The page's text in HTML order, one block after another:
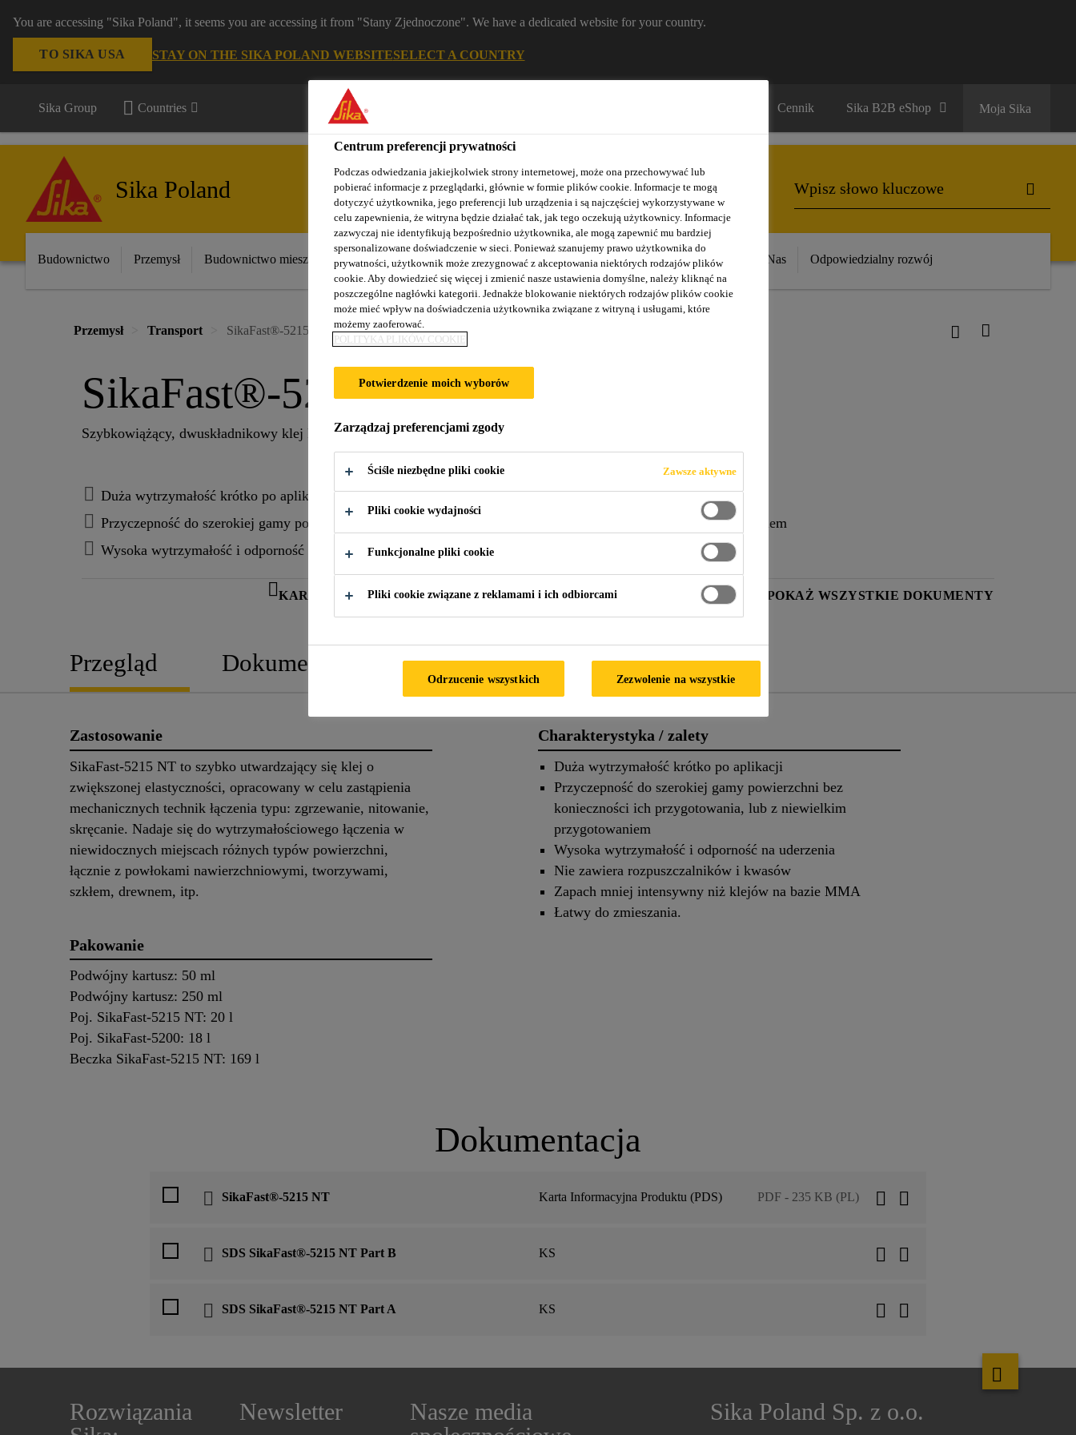
You are accessing "Sika Poland", it seems you are accessing it from "Stany Zjednoczone". We have a dedicated website for your country.
TO SIKA USA STAY ON THE SIKA POLAND WEBSITESELECT A COUNTRY
Sika Group Countries Cennik Sika B2B eShop Moja Sika
Sika Poland
Budownictwo Przemysł Budownictwo mieszkaniowe Nasze realizacje Baza wiedzy / Dokumentacja Szkolenia Sika O Nas Odpowiedzialny rozwój
Przemysł Transport SikaFast®-5215 NT
SikaFast®-5215 NT
Szybkowiążący, dwuskładnikowy klej konstrukcyjny.
Duża wytrzymałość krótko po aplikacji
Przyczepność do szerokiej gamy powierzchni bez konieczności ich przygotowania, lub z niewielkim przygotowaniem
Wysoka wytrzymałość i odporność na uderzenia
KARTA INFORMACYJNA PRODUKTU KARTA CHARAKTERYSTYKI POKAŻ WSZYSTKIE DOKUMENTY
Przegląd Dokumentacja
Zastosowanie
SikaFast-5215 NT to szybko utwardzający się klej o
zwiększonej elastyczności, opracowany w celu zastąpienia
mechanicznych technik łączenia typu: zgrzewanie, nitowanie,
skręcanie. Nadaje się do wytrzymałościowego łączenia w
niewidocznych miejscach różnych typów powierzchni,
łącznie z powłokami nawierzchniowymi, tworzywami,
szkłem, drewnem, itp.
Charakterystyka / zalety
Duża wytrzymałość krótko po aplikacji
Przyczepność do szerokiej gamy powierzchni bez
konieczności ich przygotowania, lub z niewielkim
przygotowaniem
Wysoka wytrzymałość i odporność na uderzenia
Nie zawiera rozpuszczalników i kwasów
Zapach mniej intensywny niż klejów na bazie MMA
Łatwy do zmieszania.
Pakowanie
Podwójny kartusz: 50 ml
Podwójny kartusz: 250 ml
Poj. SikaFast-5215 NT: 20 l
Poj. SikaFast-5200: 18 l
Beczka SikaFast-5215 NT: 169 l
Dokumentacja
SikaFast®-5215 NT Karta Informacyjna Produktu (PDS) PDF - 235 KB (PL)
SDS SikaFast®-5215 NT Part B KS
SDS SikaFast®-5215 NT Part A KS
Rozwiązania
Newsletter
Nasze media
Sika Poland Sp. z o.o.
Centrum preferencji prywatności
Podczas odwiedzania jakiejkolwiek strony internetowej, może ona przechowywać lub
pobierać informacje z przeglądarki, głównie w formie plików cookie. Informacje te mogą
dotyczyć użytkownika, jego preferencji lub urządzenia i są najczęściej wykorzystywane w
celu zapewnienia, że witryna będzie działać tak, jak tego oczekują użytkownicy. Informacje
zazwyczaj nie identyfikują bezpośrednio użytkownika, ale mogą zapewnić mu bardziej
spersonalizowane doświadczenie w sieci. Ponieważ szanujemy prawo użytkownika do
prywatności, użytkownik może zrezygnować z akceptowania niektórych rodzajów plików
cookie. Aby dowiedzieć się więcej i zmienić nasze ustawienia domyślne, należy kliknąć na
poszczególne nagłówki kategorii. Jednakże blokowanie niektórych rodzajów plików cookie
może mieć wpływ na doświadczenia użytkownika związane z witryną i usługami, które
możemy zaoferować.
POLITYKA PLIKÓW COOKIE
Potwierdzenie moich wyborów
Zarządzaj preferencjami zgody
Ściśle niezbędne pliki cookie Zawsze aktywne
Pliki cookie wydajności
Funkcjonalne pliki cookie
Pliki cookie związane z reklamami i ich odbiorcami
Odrzucenie wszystkich Zezwolenie na wszystkie